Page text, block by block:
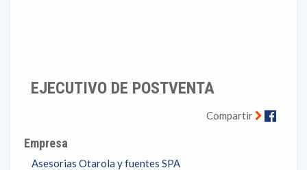
EJECUTIVO DE POSTVENTA
Compartir
Empresa
Asesorias Otarola y fuentes SPA